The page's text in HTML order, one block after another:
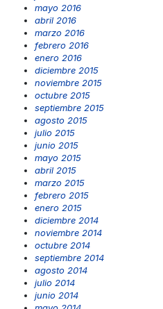
mayo 2016
abril 2016
marzo 2016
febrero 2016
enero 2016
diciembre 2015
noviembre 2015
octubre 2015
septiembre 2015
agosto 2015
julio 2015
junio 2015
mayo 2015
abril 2015
marzo 2015
febrero 2015
enero 2015
diciembre 2014
noviembre 2014
octubre 2014
septiembre 2014
agosto 2014
julio 2014
junio 2014